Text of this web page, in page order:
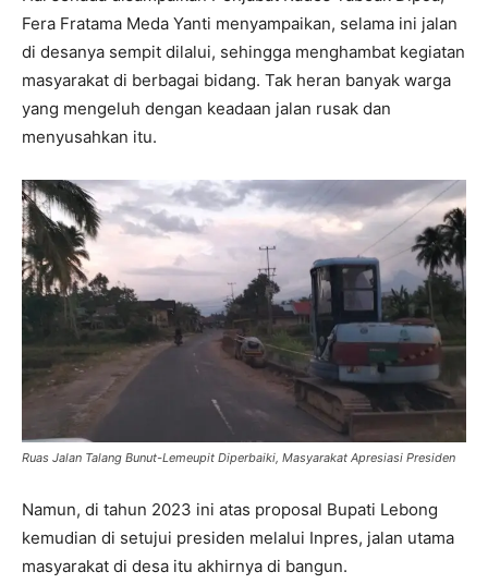
Fera Fratama Meda Yanti menyampaikan, selama ini jalan
di desanya sempit dilalui, sehingga menghambat kegiatan
masyarakat di berbagai bidang. Tak heran banyak warga
yang mengeluh dengan keadaan jalan rusak dan
menyusahkan itu.
Ruas Jalan Talang Bunut-Lemeupit Diperbaiki, Masyarakat Apresiasi Presiden
Namun, di tahun 2023 ini atas proposal Bupati Lebong
kemudian di setujui presiden melalui Inpres, jalan utama
masyarakat di desa itu akhirnya di bangun.